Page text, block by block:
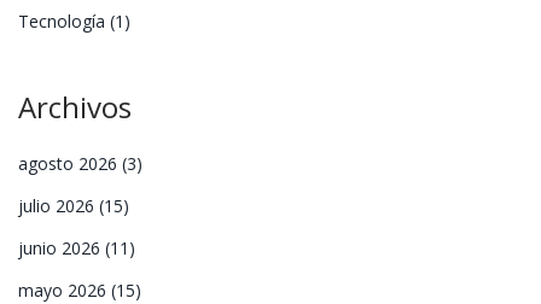
Tecnología (1)
Archivos
agosto 2026 (3)
julio 2026 (15)
junio 2026 (11)
mayo 2026 (15)